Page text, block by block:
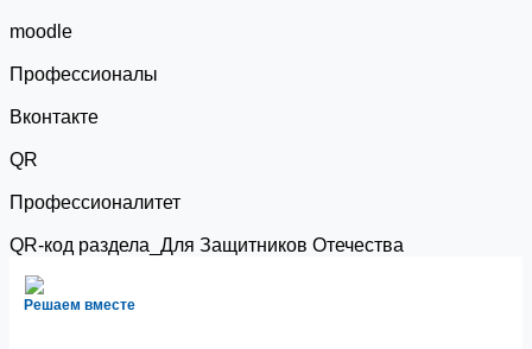
moodle
Профессионалы
Вконтакте
QR
Профессионалитет
QR-код раздела_Для Защитников Отечества
Решаем вместе